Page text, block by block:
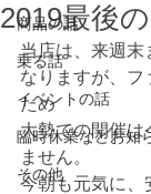
商品の話
乗る話
イベントの話
臨時休業などお知
その他
2019最後
当店は、来週末
なりますが、フ
ため
大勢での開催は
ません。
今朝も元気に、